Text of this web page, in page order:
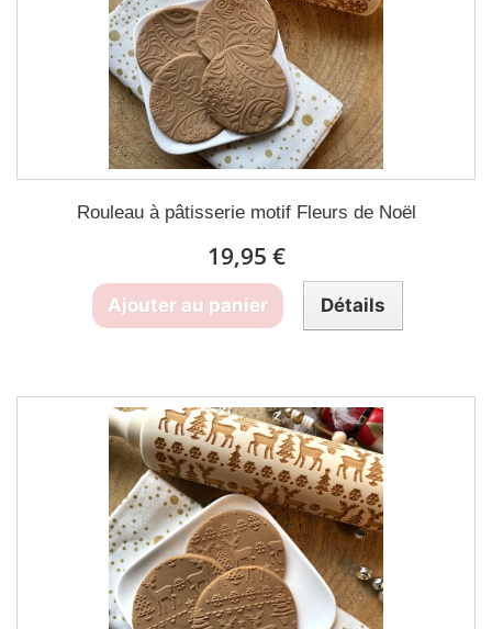
Rouleau à pâtisserie motif Fleurs de Noël
19,95 €
Ajouter au panier Détails